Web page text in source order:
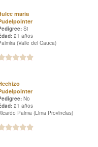
maria
Si
21 años
(Valle del Cauca)
No
21 años
Palma (Lima Provincias)